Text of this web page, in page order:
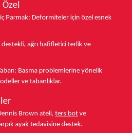
Parmak: Deformiteler için özel esnek
destekli, ağrı hafifletici terlik ve
Basma problemlerine yönelik
ve tabanlıklar.
Brown ateli, ters bot ve
ayak tedavisine destek.